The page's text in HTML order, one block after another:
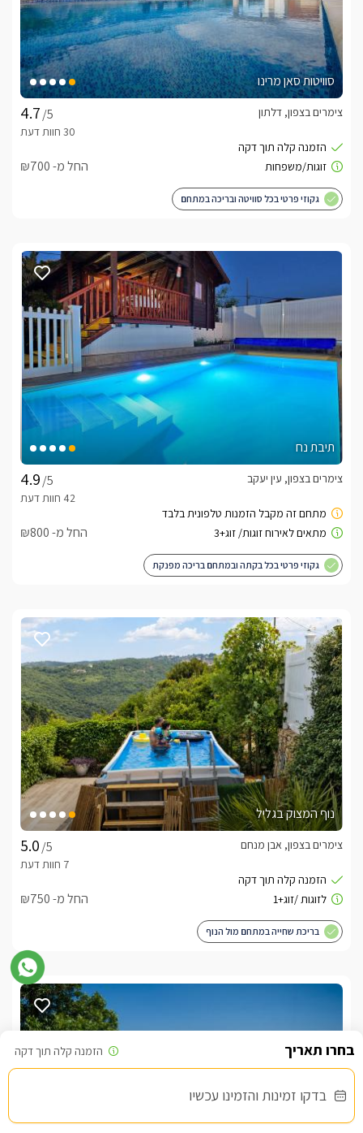
בדקו זמינות והזמינו עכשיו
סוויטות סאן מרינו
/5
צימרים בצפון, דלתון
החל מ- ₪700
גקוזי פרטי בכל סוויטה ובריכה במתחם
תיבת נח
/5
צימרים בצפון, עין יעקב
החל מ- ₪800
גקוזי פרטי בכל בקתה ובמתחם בריכה מפנקת
נוף המצוק בגליל
/5
צימרים בצפון, אבן מנחם
החל מ- ₪750
בריכת שחייה במתחם מול הנוף